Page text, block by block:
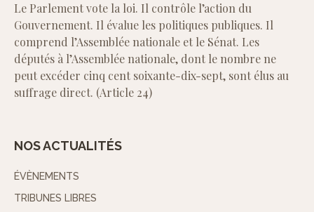
Le Parlement vote la loi. Il contrôle l’action du
Gouvernement. Il évalue les politiques publiques. Il
comprend l’Assemblée nationale et le Sénat. Les
députés à l’Assemblée nationale, dont le nombre ne
peut excéder cinq cent soixante-dix-sept, sont élus au
suffrage direct. (Article 24)
NOS ACTUALITÉS
ÉVÈNEMENTS
TRIBUNES LIBRES